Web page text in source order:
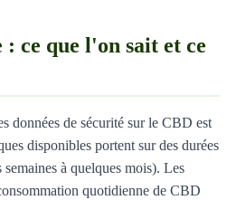
ce que l'on sait et ce
données de sécurité sur le CBD est
disponibles portent sur des durées
à quelques mois). Les
quotidienne de CBD